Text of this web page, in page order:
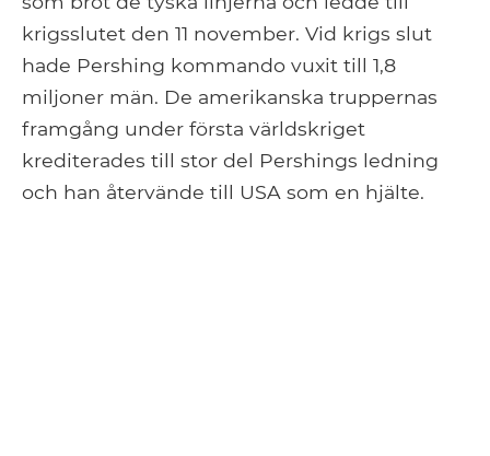
krigsslutet den 11 november. Vid krigs slut
hade Pershing kommando vuxit till 1,8
miljoner män. De amerikanska truppernas
framgång under första världskriget
krediterades till stor del Pershings ledning
och han återvände till USA som en hjälte.